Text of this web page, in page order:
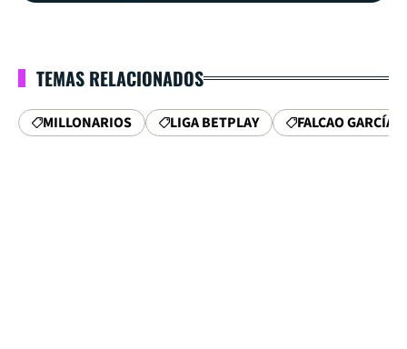
TEMAS RELACIONADOS
MILLONARIOS LIGA BETPLAY FALCAO GARCÍA